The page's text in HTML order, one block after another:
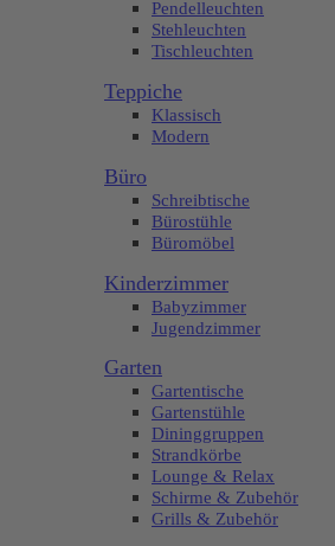
Pendelleuchten
Stehleuchten
Tischleuchten
Teppiche
Klassisch
Modern
Büro
Schreibtische
Bürostühle
Büromöbel
Kinderzimmer
Babyzimmer
Jugendzimmer
Garten
Gartentische
Gartenstühle
Dininggruppen
Strandkörbe
Lounge & Relax
Schirme & Zubehör
Grills & Zubehör